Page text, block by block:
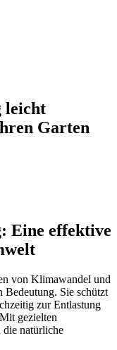
leicht
Garten
Eine effektive
von Klimawandel und
Bedeutung. Sie schützt
zur Entlastung
gezielten
die natürliche